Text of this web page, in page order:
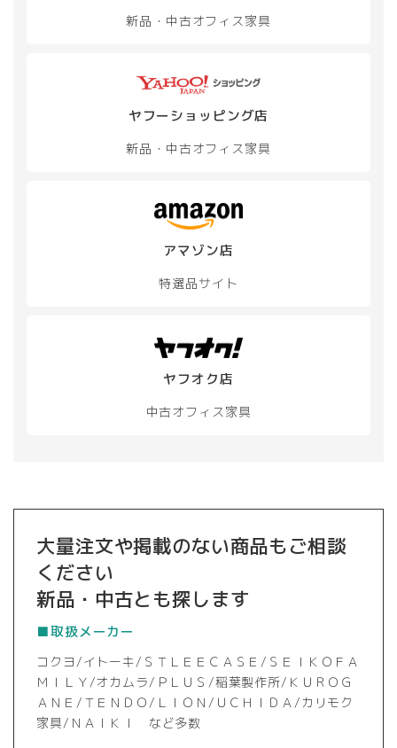
新品・中古オフィス家具
ヤフーショッピング店
新品・中古オフィス家具
アマゾン店
特選品サイト
ヤフオク店
中古オフィス家具
大量注文や掲載のない商品もご相談
ください
新品・中古とも探します
■取扱メーカー
コクヨ/イトーキ/ＳＴＬＥＥＣＡＳＥ/ＳＥＩＫＯＦＡ
ＭＩＬＹ/オカムラ/ＰＬＵＳ/稲葉製作所/ＫＵＲＯＧ
ＡＮＥ/ＴＥＮＤＯ/ＬＩＯＮ/ＵＣＨＩＤＡ/カリモク
家具/ＮＡＩＫＩ など多数